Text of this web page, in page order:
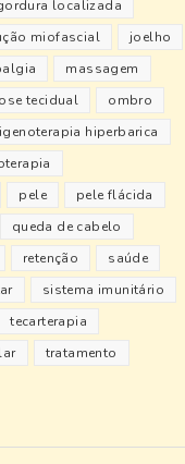
localizada
miofascial
joelho
massagem
tecidual
ombro
hiperbarica
pele
pele flácida
queda de cabelo
retenção
saúde
sistema imunitário
tecarterapia
tratamento